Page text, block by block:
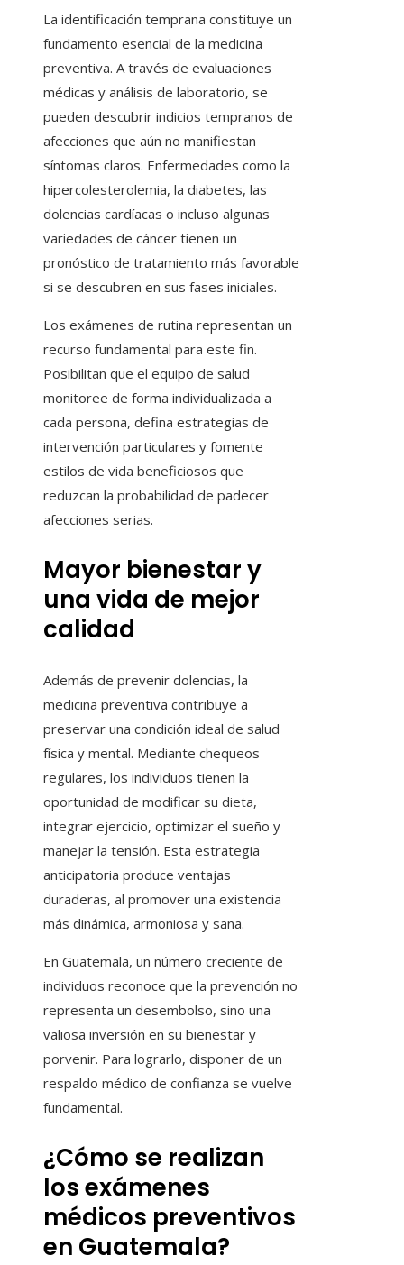
La identificación temprana constituye un
fundamento esencial de la medicina
preventiva. A través de evaluaciones
médicas y análisis de laboratorio, se
pueden descubrir indicios tempranos de
afecciones que aún no manifiestan
síntomas claros. Enfermedades como la
hipercolesterolemia, la diabetes, las
dolencias cardíacas o incluso algunas
variedades de cáncer tienen un
pronóstico de tratamiento más favorable
si se descubren en sus fases iniciales.
Los exámenes de rutina representan un
recurso fundamental para este fin.
Posibilitan que el equipo de salud
monitoree de forma individualizada a
cada persona, defina estrategias de
intervención particulares y fomente
estilos de vida beneficiosos que
reduzcan la probabilidad de padecer
afecciones serias.
Mayor bienestar y
una vida de mejor
calidad
Además de prevenir dolencias, la
medicina preventiva contribuye a
preservar una condición ideal de salud
física y mental. Mediante chequeos
regulares, los individuos tienen la
oportunidad de modificar su dieta,
integrar ejercicio, optimizar el sueño y
manejar la tensión. Esta estrategia
anticipatoria produce ventajas
duraderas, al promover una existencia
más dinámica, armoniosa y sana.
En Guatemala, un número creciente de
individuos reconoce que la prevención no
representa un desembolso, sino una
valiosa inversión en su bienestar y
porvenir. Para lograrlo, disponer de un
respaldo médico de confianza se vuelve
fundamental.
¿Cómo se realizan
los exámenes
médicos preventivos
en Guatemala?